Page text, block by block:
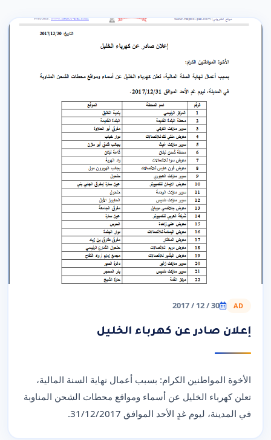
AD
30 / 12 / 2017
إعلان صادر عن كهرباء الخليل
الأخوة المواطنين الكرام: بسبب أعمال نهاية السنة المالية،
تعلن كهرباء الخليل عن أسماء ومواقع محطات الشحن المناوبة
في المدينة، ليوم غدٍ الأحد الموافق 31/12/2017.